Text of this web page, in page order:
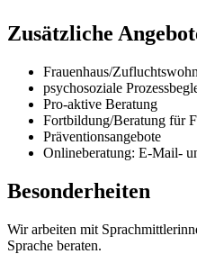
Zusätzliche
Frauenhaus/
psychosoziale
Pro-aktive Beratung
Fortbildung/Beratung für
Präventionsangebote
Onlineberatung: E-Mail-
Besonderheiten
Wir arbeiten mit
Sprache beraten.